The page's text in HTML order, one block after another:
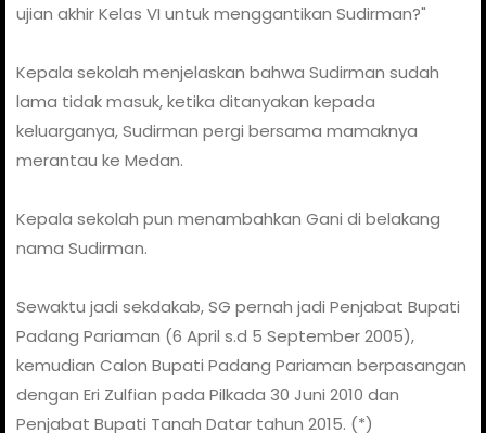
ujian akhir Kelas VI untuk menggantikan Sudirman?"
Kepala sekolah menjelaskan bahwa Sudirman sudah
lama tidak masuk, ketika ditanyakan kepada
keluarganya, Sudirman pergi bersama mamaknya
merantau ke Medan.
Kepala sekolah pun menambahkan Gani di belakang
nama Sudirman.
Sewaktu jadi sekdakab, SG pernah jadi Penjabat Bupati
Padang Pariaman (6 April s.d 5 September 2005),
kemudian Calon Bupati Padang Pariaman berpasangan
dengan Eri Zulfian pada Pilkada 30 Juni 2010 dan
Penjabat Bupati Tanah Datar tahun 2015. (*)